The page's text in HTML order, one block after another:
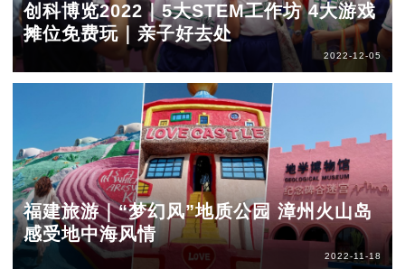
创科博览2022｜5大STEM工作坊 4大游戏
摊位免费玩｜亲子好去处
2022-12-05
福建旅游｜“梦幻风”地质公园 漳州火山岛
感受地中海风情
2022-11-18